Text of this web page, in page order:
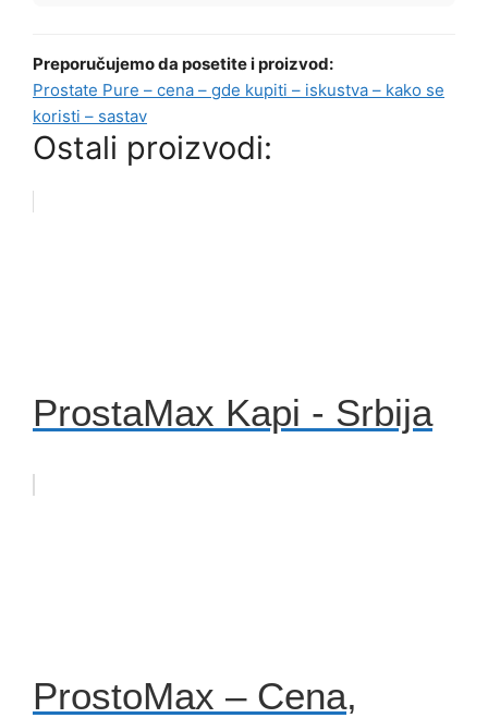
Preporučujemo da posetite i proizvod:
Prostate Pure – cena – gde kupiti – iskustva – kako se
koristi – sastav
Ostali proizvodi:
ProstaMax Kapi - Srbija
ProstoMax – Cena,